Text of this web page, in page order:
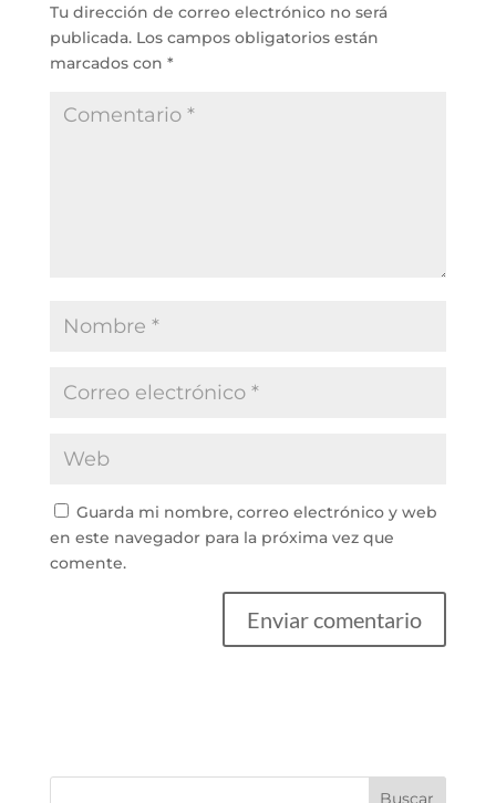
Tu dirección de correo electrónico no será
publicada. Los campos obligatorios están
marcados con *
Guarda mi nombre, correo electrónico y web
en este navegador para la próxima vez que
comente.